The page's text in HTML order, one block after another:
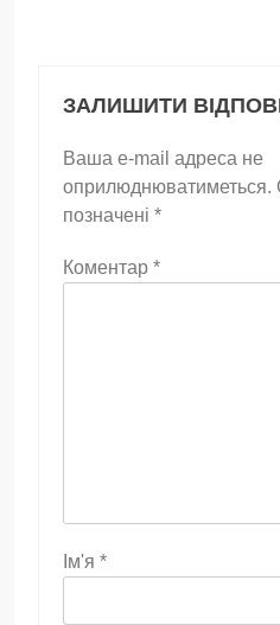
ЗАЛИШИТИ
Ваша e-mail адреса не
оприлюднюватиметься.
позначені *
Коментар *
Ім'я *